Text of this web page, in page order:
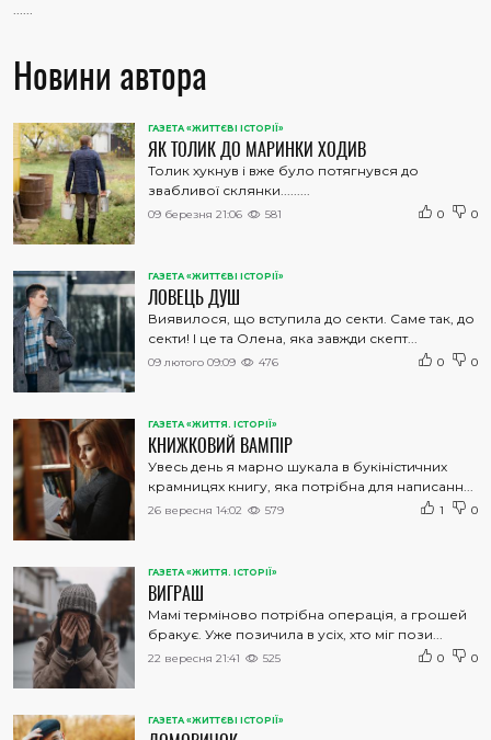
......
Новини автора
ГАЗЕТА «ЖИТТЄВІ ІСТОРІЇ»
ЯК ТОЛИК ДО МАРИНКИ ХОДИВ
Толик хукнув і вже було потягнувся до
звабливої склянки.........
09 березня 21:06 581 0 0
ГАЗЕТА «ЖИТТЄВІ ІСТОРІЇ»
ЛОВЕЦЬ ДУШ
Виявилося, що вступила до секти. Саме так, до
секти! І це та Олена, яка завжди скепт...
09 лютого 09:09 476 0 0
ГАЗЕТА «ЖИТТЯ. ІСТОРІЇ»
КНИЖКОВИЙ ВАМПІР
Увесь день я марно шукала в букіністичних
крамницях книгу, яка потрібна для написанн...
26 вересня 14:02 579 1 0
ГАЗЕТА «ЖИТТЯ. ІСТОРІЇ»
ВИГРАШ
Мамі терміново потрібна операція, а грошей
бракує. Уже позичила в усіх, хто міг пози...
22 вересня 21:41 525 0 0
ГАЗЕТА «ЖИТТЄВІ ІСТОРІЇ»